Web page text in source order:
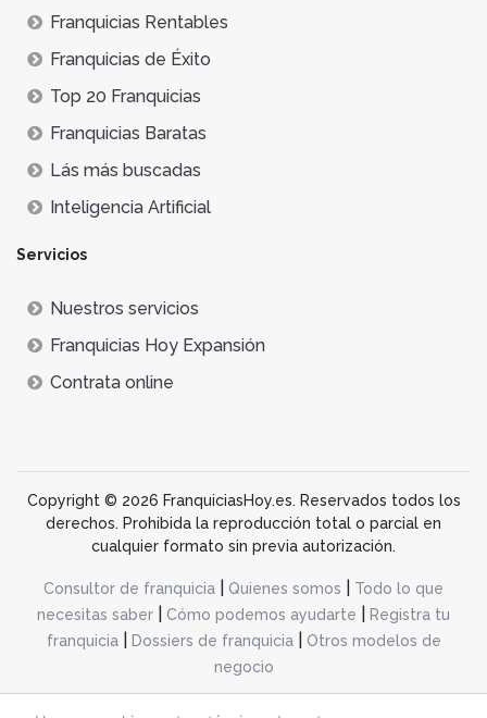
Franquicias Rentables
Franquicias de Éxito
Top 20 Franquicias
Franquicias Baratas
Lás más buscadas
Inteligencia Artificial
Servicios
Nuestros servicios
Franquicias Hoy Expansión
Contrata online
Copyright © 2026 FranquiciasHoy.es. Reservados todos los
derechos. Prohibida la reproducción total o parcial en
cualquier formato sin previa autorización.
Consultor de franquicia Quienes somos
Todo lo que
necesitas saber
Cómo podemos ayudarte
Registra tu
franquicia| Dossiers de franquicia|
Otros modelos de
negocio